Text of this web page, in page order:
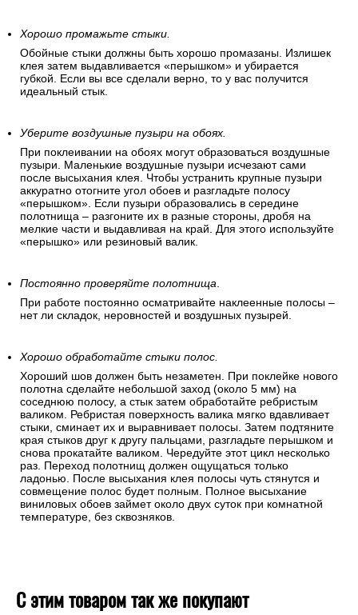
Хорошо промажьте стыки.
Обойные стыки должны быть хорошо промазаны. Излишек
клея затем выдавливается «перышком» и убирается
губкой. Если вы все сделали верно, то у вас получится
идеальный стык.
Уберите воздушные пузыри на обоях.
При поклеивании на обоях могут образоваться воздушные
пузыри. Маленькие воздушные пузыри исчезают сами
после высыхания клея. Чтобы устранить крупные пузыри
аккуратно отогните угол обоев и разгладьте полосу
«перышком». Если пузыри образовались в середине
полотнища – разгоните их в разные стороны, дробя на
мелкие части и выдавливая на край. Для этого используйте
«перышко» или резиновый валик.
Постоянно проверяйте полотнища.
При работе постоянно осматривайте наклеенные полосы –
нет ли складок, неровностей и воздушных пузырей.
Хорошо обработайте стыки полос.
Хороший шов должен быть незаметен. При поклейке нового
полотна сделайте небольшой заход (около 5 мм) на
соседнюю полосу, а стык затем обработайте ребристым
валиком. Ребристая поверхность валика мягко вдавливает
стыки, сминает их и выравнивает полосы. Затем подтяните
края стыков друг к другу пальцами, разгладьте перышком и
снова прокатайте валиком. Чередуйте этот цикл несколько
раз. Переход полотнищ должен ощущаться только
ладонью. После высыхания клея полосы чуть стянутся и
совмещение полос будет полным. Полное высыхание
виниловых обоев займет около двух суток при комнатной
температуре, без сквозняков.
С этим товаром так же покупают